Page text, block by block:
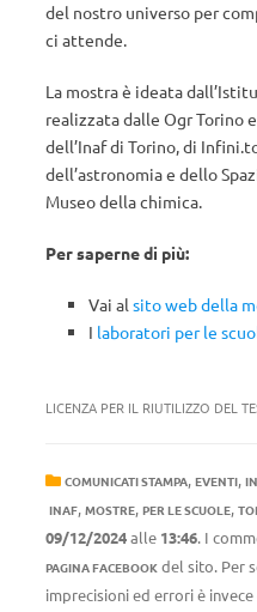
del nostro universo per
ci attende.
La mostra è ideata
realizzata dalle Ogr Torino
dell’Inaf di Torino, di
dell’astronomia e dello
Museo della chimica.
Per saperne di più:
Vai al sito web della
I laboratori per le
LICENZA PER IL RIUTILIZZO DEL
COMUNICATI STAMPA, EVENTI,
INAF, MOSTRE, PER LE SCUOLE,
09/12/2024alle 13:46. I
PAGINA FACEBOOK del sito. Per
imprecisioni ed errori è